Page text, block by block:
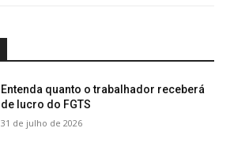
Entenda quanto o trabalhador receberá
de lucro do FGTS
31 de julho de 2026